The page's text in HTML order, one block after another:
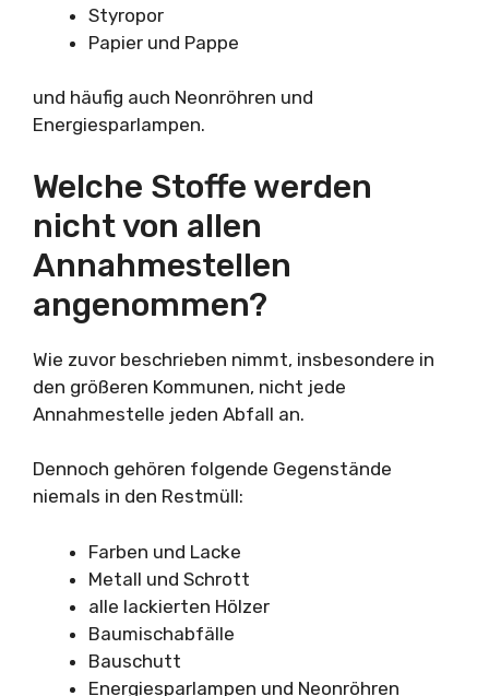
Styropor
Papier und Pappe
und häufig auch Neonröhren und
Energiesparlampen.
Welche Stoffe werden
nicht von allen
Annahmestellen
angenommen?
Wie zuvor beschrieben nimmt, insbesondere in
den größeren Kommunen, nicht jede
Annahmestelle jeden Abfall an.
Dennoch gehören folgende Gegenstände
niemals in den Restmüll:
Farben und Lacke
Metall und Schrott
alle lackierten Hölzer
Baumischabfälle
Bauschutt
Energiesparlampen und Neonröhren